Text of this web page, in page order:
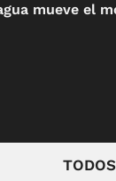
mueve el